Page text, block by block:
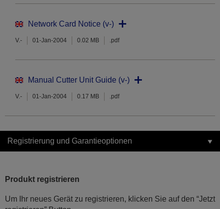
Network Card Notice (v-)
V.- 01-Jan-2004 0.02 MB .pdf
Manual Cutter Unit Guide (v-)
V.- 01-Jan-2004 0.17 MB .pdf
Registrierung und Garantieoptionen
Produkt registrieren
Um Ihr neues Gerät zu registrieren, klicken Sie auf den “Jetzt